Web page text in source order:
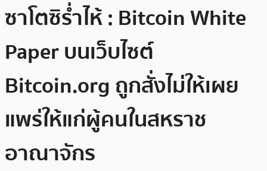
ซาโตซิร่ำไห้ : Bitcoin White
Paper บนเว็บไซต์
Bitcoin.org ถูกสั่งไม่ให้เผย
แพร่ให้แก่ผู้คนในสหราช
อาณาจักร